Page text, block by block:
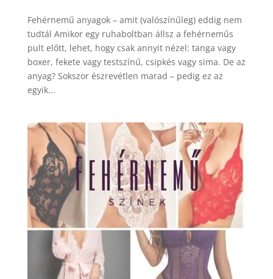
Fehérnemű anyagok – amit (valószínűleg) eddig nem
tudtál Amikor egy ruhaboltban állsz a fehérneműs
pult előtt, lehet, hogy csak annyit nézel: tanga vagy
boxer, fekete vagy testszínű, csipkés vagy sima. De az
anyag? Sokszor észrevétlen marad – pedig ez az
egyik...